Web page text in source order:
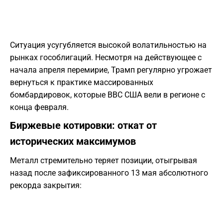
Ситуация усугубляется высокой волатильностью на
рынках гособлигаций. Несмотря на действующее с
начала апреля перемирие, Трамп регулярно угрожает
вернуться к практике массированных
бомбардировок, которые ВВС США вели в регионе с
конца февраля.
Биржевые котировки: откат от
исторических максимумов
Металл стремительно теряет позиции, отыгрывая
назад после зафиксированного 13 мая абсолютного
рекорда закрытия: